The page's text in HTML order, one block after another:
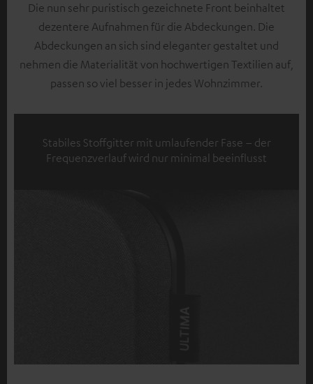
Die nun sehr puristisch gezeichnete Front beinhaltet
dezentere Aufnahmen für die Abdeckungen. Die
Abdeckungen an sich sind eleganter gestaltet und
nehmen die Materialität von hochwertigen Textilien auf,
passen so viel besser in jedes Wohnzimmer.
Stabiles Stoffgitter mit umlaufender Fase – der
Frequenzverlauf wird nur minimal beeinflusst